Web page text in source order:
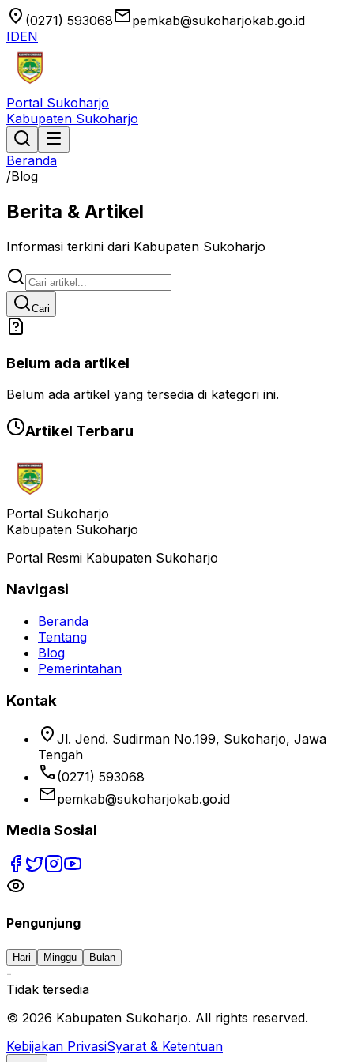
location_on (0271) 593068emailpemkab@sukoharjokab.go.id
IDEN
Portal Sukoharjo
Kabupaten Sukoharjo
Beranda
/Blog
Berita & Artikel
Informasi terkini dari Kabupaten Sukoharjo
Cari
Belum ada artikel
Belum ada artikel yang tersedia di kategori ini.
Artikel Terbaru
Portal Sukoharjo
Kabupaten Sukoharjo
Portal Resmi Kabupaten Sukoharjo
Navigasi
Beranda
Tentang
Blog
Pemerintahan
Kontak
location_on Jl. Jend. Sudirman No.199, Sukoharjo, Jawa
Tengah
phone (0271) 593068
emailpemkab@sukoharjokab.go.id
Media Sosial
Pengunjung
Hari Minggu Bulan
-
Tidak tersedia
© 2026 Kabupaten Sukoharjo. All rights reserved.
Kebijakan PrivasiSyarat & Ketentuan